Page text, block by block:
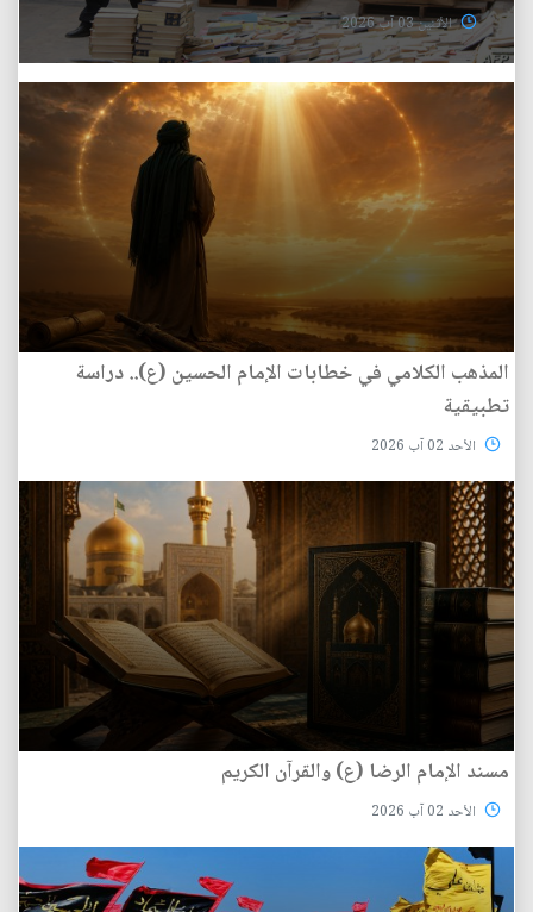
الأثنين 03 آب 2026
المذهب الكلامي في خطابات الإمام الحسين (ع).. دراسة
تطبيقية
الأحد 02 آب 2026
مسند الإمام الرضا (ع) والقرآن الكريم
الأحد 02 آب 2026